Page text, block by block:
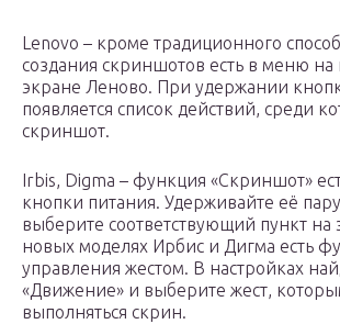
Lenovo – кроме традиционного
создания скриншотов есть в меню на
экране Леново. При удержании
появляется список действий, среди
скриншот.
Irbis, Digma – функция «Скриншот»
кнопки питания. Удерживайте её
выберите соответствующий пункт на
новых моделях Ирбис и Дигма есть
управления жестом. В настройках
«Движение» и выберите жест,
выполняться скрин.